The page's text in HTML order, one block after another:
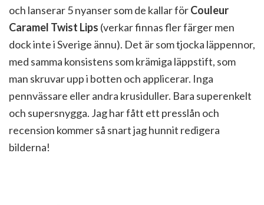
och lanserar 5 nyanser som de kallar förCouleur
Caramel Twist Lips (verkar finnas fler färger men
dock inte i Sverige ännu). Det är som tjocka läppennor,
med samma konsistens som krämiga läppstift, som
man skruvar upp i botten och applicerar. Inga
pennvässare eller andra krusiduller. Bara superenkelt
och supersnygga. Jag har fått ett presslån och
recension kommer så snart jag hunnit redigera
bilderna!